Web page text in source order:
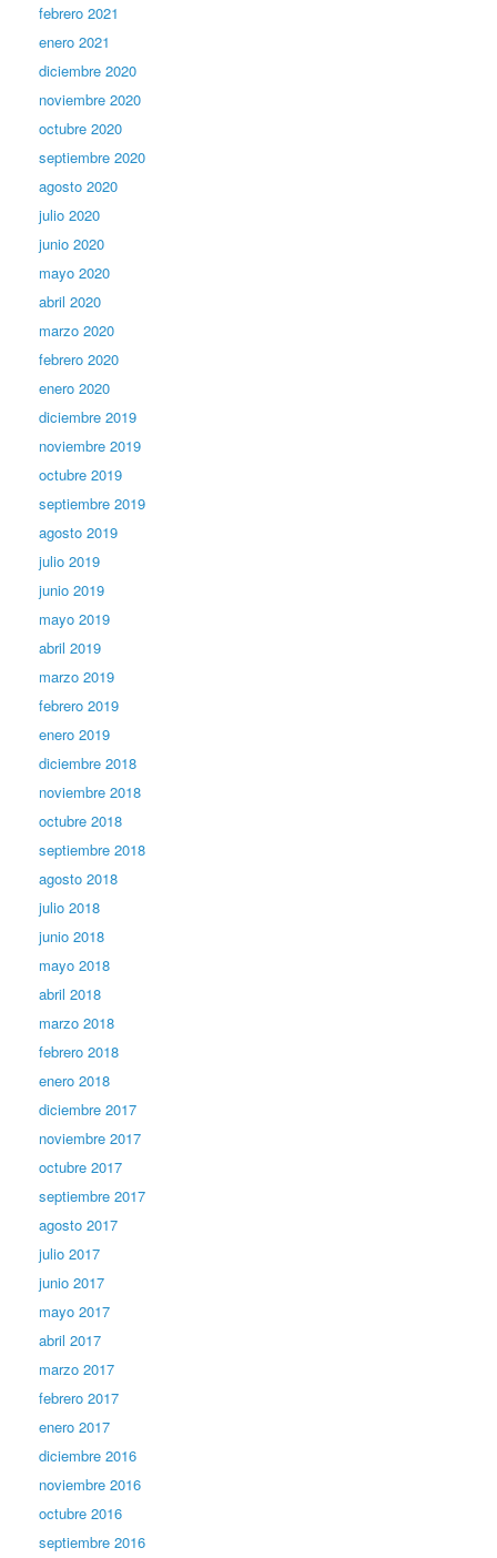
febrero 2021
enero 2021
diciembre 2020
noviembre 2020
octubre 2020
septiembre 2020
agosto 2020
julio 2020
junio 2020
mayo 2020
abril 2020
marzo 2020
febrero 2020
enero 2020
diciembre 2019
noviembre 2019
octubre 2019
septiembre 2019
agosto 2019
julio 2019
junio 2019
mayo 2019
abril 2019
marzo 2019
febrero 2019
enero 2019
diciembre 2018
noviembre 2018
octubre 2018
septiembre 2018
agosto 2018
julio 2018
junio 2018
mayo 2018
abril 2018
marzo 2018
febrero 2018
enero 2018
diciembre 2017
noviembre 2017
octubre 2017
septiembre 2017
agosto 2017
julio 2017
junio 2017
mayo 2017
abril 2017
marzo 2017
febrero 2017
enero 2017
diciembre 2016
noviembre 2016
octubre 2016
septiembre 2016